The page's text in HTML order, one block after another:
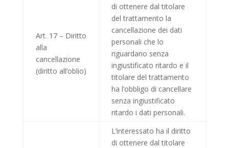
Art. 17 – Diritto
alla
cancellazione
(diritto all’oblio)
di ottenere dal titolare
del trattamento la
cancellazione dei dati
personali che lo
riguardano senza
ingiustificato ritardo e il
titolare del trattamento
ha l’obbligo di cancellare
senza ingiustificato
ritardo i dati personali.
L’interessato ha il diritto
di ottenere dal titolare